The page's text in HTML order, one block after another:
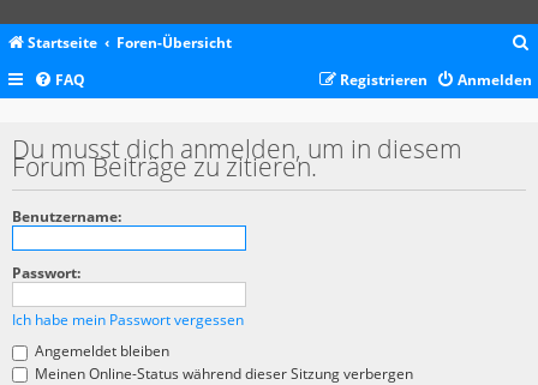
Startseite Foren-Übersicht
c
FAQ Anmelden
Registrieren
Du musst dich anmelden, um in diesem
Forum Beiträge zu zitieren.
Benutzername:
Passwort:
Ich habe mein Passwort vergessen
Angemeldet bleiben
Meinen Online-Status während dieser Sitzung verbergen